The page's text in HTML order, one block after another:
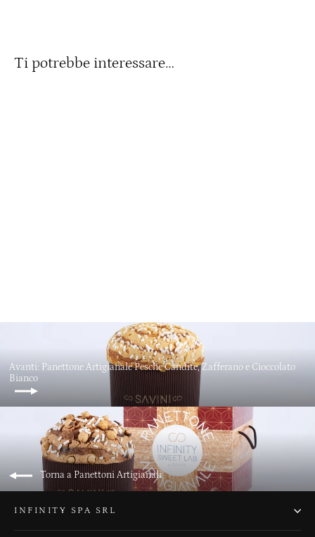
Ti potrebbe interessare…
Avanti: Panettone Artigianale Pesche Candite, Zafferano e Cioccolato
Bianco
Torna a Panettoni Artigianali
INFINITY SPA SRL